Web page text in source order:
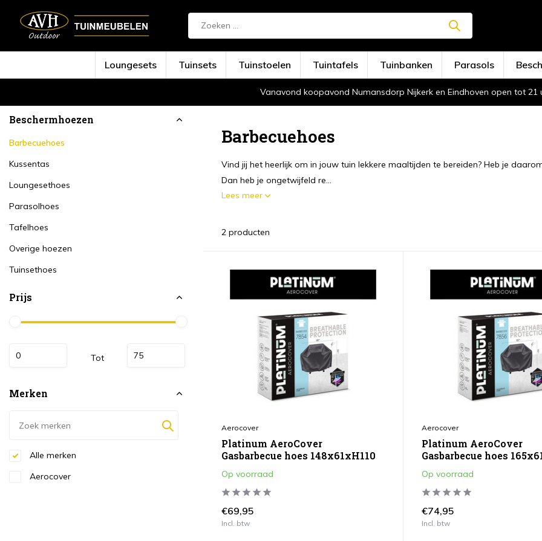
Loungesets Tuinsets Tuinstoelen Tuintafels Tuinbanken Parasols
Vanavond koopavond Numansdorp Nijkerk en Eindhoven open tot 21
Beschermhoezen
Barbecuehoes
Kussentas
Loungesethoes
Parasolhoes
Tafelhoes
Overige hoezen
Tuinsethoes
Prijs
Tot
Merken
Alle merken
Aerocover
Barbecuehoes
Vind jij het heerlijk om in jouw tuin lekkere maaltijden te bereiden? Heb je
Dan heb je ongetwijfeld re...
Lees meer
2 producten
Aerocover
Platinum AeroCover
Gasbarbecue hoes 148x61xH110
Op voorraad
€69,95
Incl. btw
Aerocover
Platinum AeroCover
Gasbarbecue hoes
Op voorraad
€74,95
Incl. btw